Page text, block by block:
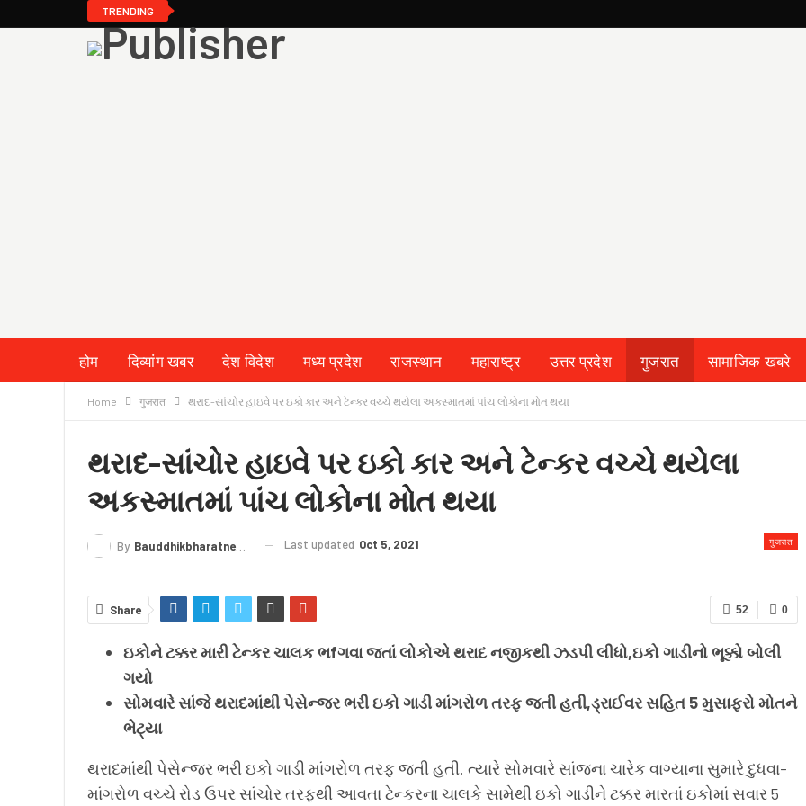
TRENDING
होम दिव्यांग खबर देश विदेश मध्य प्रदेश राजस्थान महाराष्ट्र उत्तर प्रदेश गुजरात सामाजिक खबरे
क्राइम
लेख/काव्य शिक्षा LIVE TV TERMS & CONDITION
Home गुजरात થરાદ-સાંચોર હાઇવે પર ઇકો કાર અને ટેન્કર વચ્ચે થયેલા અકસ્માતમાં પાંચ લોકોના મોત થયા
થરાદ-સાંચોર હાઇવે પર ઇકો કાર અને ટેન્કર વચ્ચે થયેલા
અકસ્માતમાં પાંચ લોકોના મોત થયા
गुजरात
By Bauddhikbharatnews@gmail.com Last updated Oct 5, 2021
0
52
Share
ઇકોને ટક્કર મારી ટેન્કર ચાલક ભfગવા જતાં લોકોએ થરાદ નજીકથી ઝડપી લીધો,ઇકો ગાડીનો ભૂક્કો બોલી
ગયો
સોમવારે સાંજે થરાદમાંથી પેસેન્જર ભરી ઇકો ગાડી માંગરોળ તરફ જતી હતી,ડ્રાઈવર સહિત 5 મુસાફરો મોતને
ભેટ્યા
થરાદમાંથી પેસેન્જર ભરી ઇકો ગાડી માંગરોળ તરફ જતી હતી. ત્યારે સોમવારે સાંજના ચારેક વાગ્યાના સુમારે દુધવા-
માંગરોળ વચ્ચે રોડ ઉપર સાંચોર તરફથી આવતા ટેન્કરના ચાલકે સામેથી ઇકો ગાડીને ટક્કર મારતાં ઇકોમાં સવાર 5